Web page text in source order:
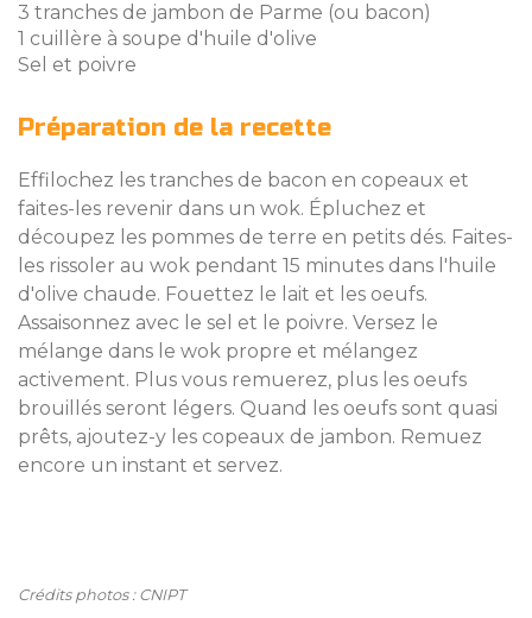
3 tranches de jambon de Parme (ou bacon)
1 cuillère à soupe d'huile d'olive
Sel et poivre
Préparation de la recette
Effilochez les tranches de bacon en copeaux et
faites-les revenir dans un wok. Épluchez et
découpez les pommes de terre en petits dés. Faites-
les rissoler au wok pendant 15 minutes dans l'huile
d'olive chaude. Fouettez le lait et les oeufs.
Assaisonnez avec le sel et le poivre. Versez le
mélange dans le wok propre et mélangez
activement. Plus vous remuerez, plus les oeufs
brouillés seront légers. Quand les oeufs sont quasi
prêts, ajoutez-y les copeaux de jambon. Remuez
encore un instant et servez.
Crédits photos : CNIPT